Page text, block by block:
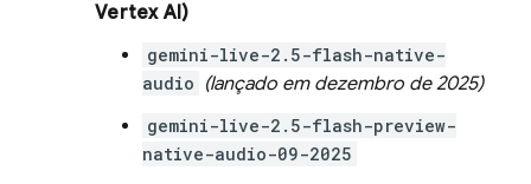
Vertex AI)
gemini-live-2.5-flash-native-
audio (lançado em dezembro de 2025)
gemini-live-2.5-flash-preview-
native-audio-09-2025